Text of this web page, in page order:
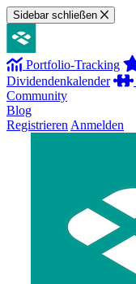
Sidebar schließen
Portfolio-Tracking
Dividendenkalender
Community
Blog
Registrieren Anmelden